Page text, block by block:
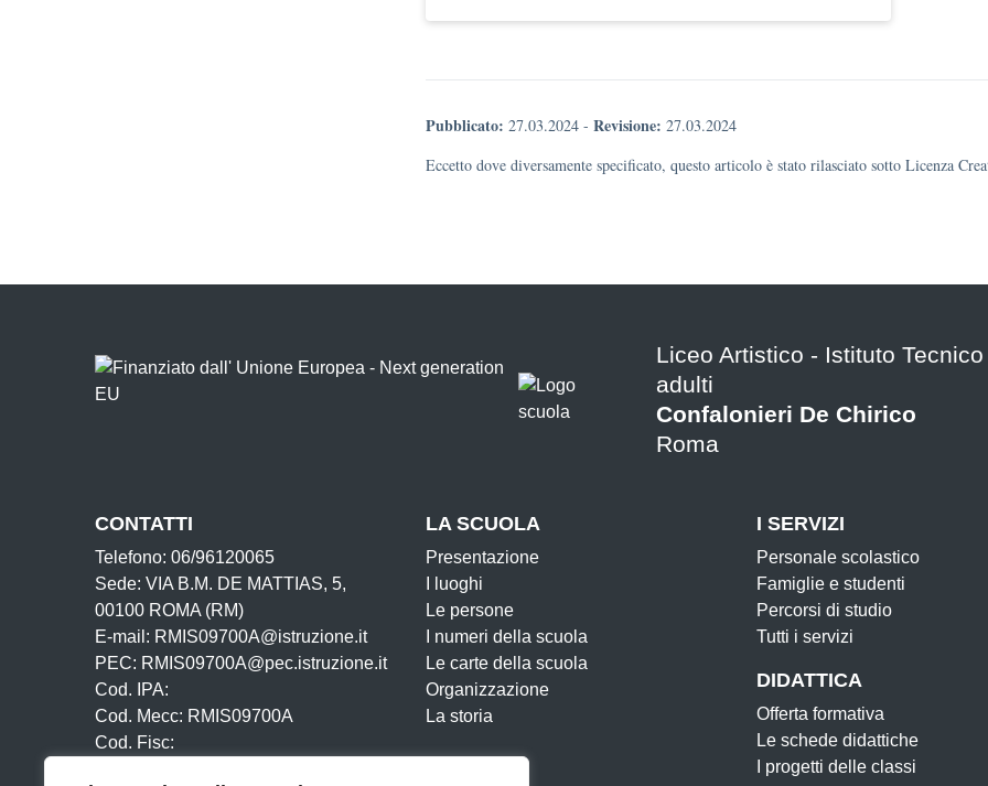
Pubblicato: 27.03.2024 - Revisione: 27.03.2024
Eccetto dove diversamente specificato, questo articolo è stato rilasciato sotto Licenza
Liceo Artistico - Istituto
adulti
Confalonieri De Chirico
Roma
CONTATTI
Telefono: 06/96120065
Sede: VIA B.M. DE MATTIAS, 5,
00100 ROMA (RM)
E-mail: RMIS09700A@istruzione.it
PEC: RMIS09700A@pec.istruzione.it
Cod. IPA:
Cod. Mecc: RMIS09700A
Cod. Fisc:
LA SCUOLA
Presentazione
I luoghi
Le persone
I numeri della scuola
Le carte della scuola
Organizzazione
La storia
I SERVIZI
Personale scolastico
Famiglie e studenti
Percorsi di studio
Tutti i servizi
DIDATTICA
Offerta formativa
Le schede didattiche
I progetti delle classi